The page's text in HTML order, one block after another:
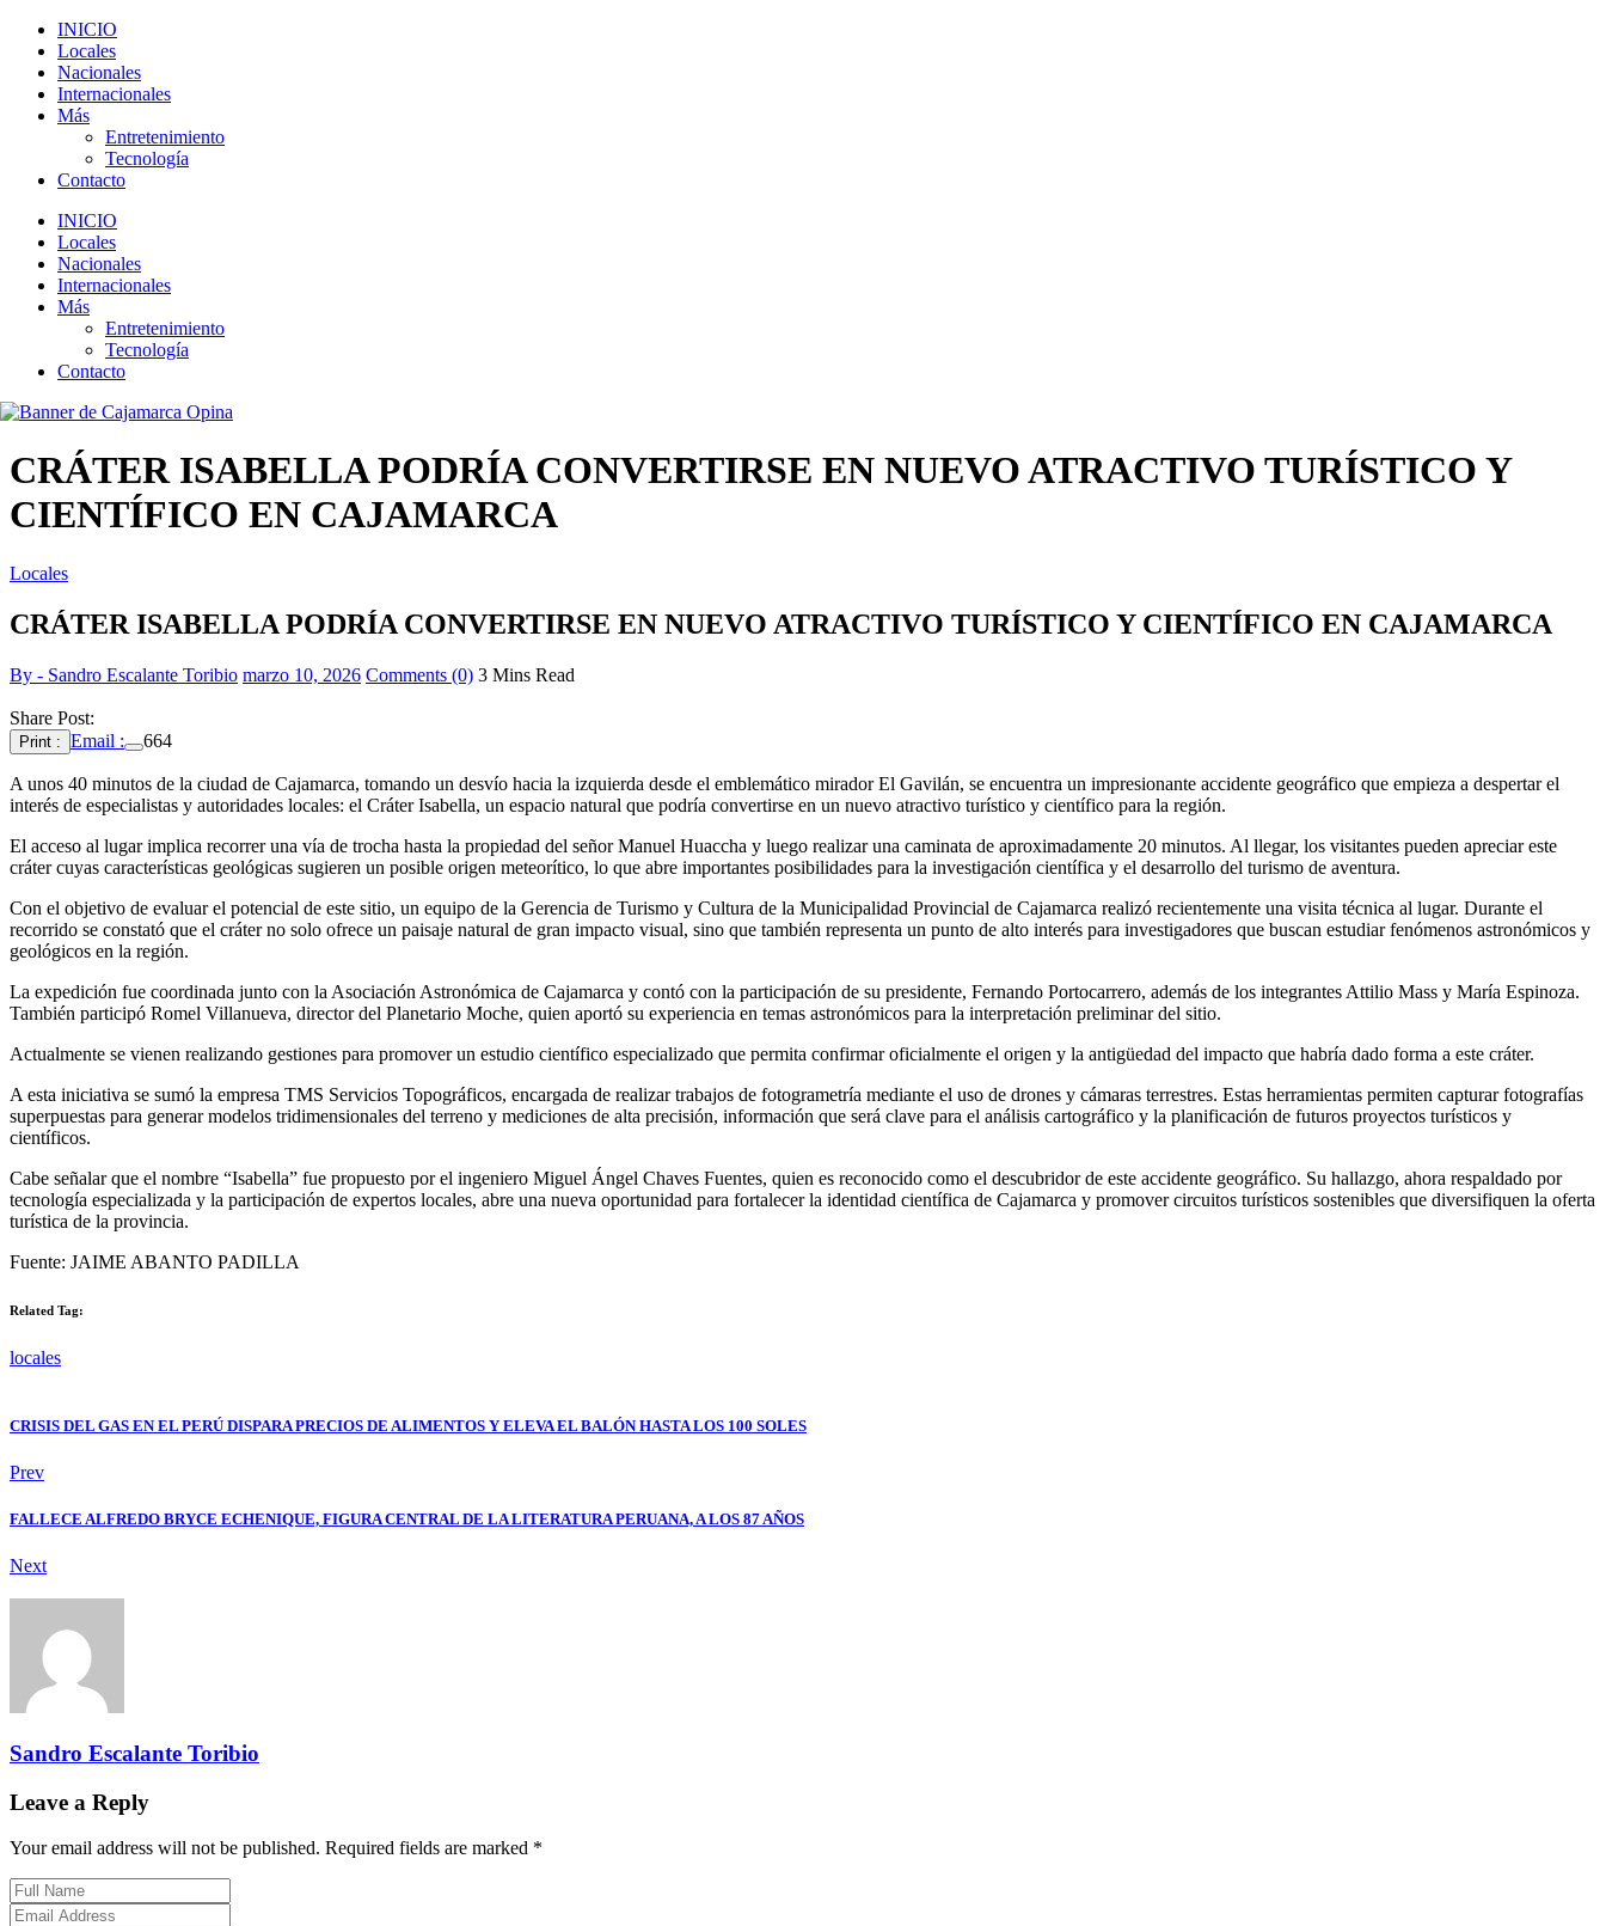
INICIO
Locales
Nacionales
Internacionales
Más
Entretenimiento
Tecnología
Contacto
INICIO
Locales
Nacionales
Internacionales
Más
Entretenimiento
Tecnología
Contacto
CRÁTER ISABELLA PODRÍA CONVERTIRSE EN NUEVO ATRACTIVO TURÍSTICO Y
CIENTÍFICO EN CAJAMARCA
Locales
CRÁTER ISABELLA PODRÍA CONVERTIRSE EN NUEVO ATRACTIVO TURÍSTICO Y CIENTÍFICO EN CAJAMARCA
By - Sandro Escalante Toribio marzo 10, 2026 Comments (0) 3 Mins Read
Share Post:
Print : Email : 664
A unos 40 minutos de la ciudad de Cajamarca, tomando un desvío hacia la izquierda desde el emblemático mirador El Gavilán, se encuentra un impresionante accidente geográfico que empieza a despertar el
interés de especialistas y autoridades locales: el Cráter Isabella, un espacio natural que podría convertirse en un nuevo atractivo turístico y científico para la región.
El acceso al lugar implica recorrer una vía de trocha hasta la propiedad del señor Manuel Huaccha y luego realizar una caminata de aproximadamente 20 minutos. Al llegar, los visitantes pueden apreciar este
cráter cuyas características geológicas sugieren un posible origen meteorítico, lo que abre importantes posibilidades para la investigación científica y el desarrollo del turismo de aventura.
Con el objetivo de evaluar el potencial de este sitio, un equipo de la Gerencia de Turismo y Cultura de la Municipalidad Provincial de Cajamarca realizó recientemente una visita técnica al lugar. Durante el
recorrido se constató que el cráter no solo ofrece un paisaje natural de gran impacto visual, sino que también representa un punto de alto interés para investigadores que buscan estudiar fenómenos astronómicos y
geológicos en la región.
La expedición fue coordinada junto con la Asociación Astronómica de Cajamarca y contó con la participación de su presidente, Fernando Portocarrero, además de los integrantes Attilio Mass y María Espinoza.
También participó Romel Villanueva, director del Planetario Moche, quien aportó su experiencia en temas astronómicos para la interpretación preliminar del sitio.
Actualmente se vienen realizando gestiones para promover un estudio científico especializado que permita confirmar oficialmente el origen y la antigüedad del impacto que habría dado forma a este cráter.
A esta iniciativa se sumó la empresa TMS Servicios Topográficos, encargada de realizar trabajos de fotogrametría mediante el uso de drones y cámaras terrestres. Estas herramientas permiten capturar fotografías
superpuestas para generar modelos tridimensionales del terreno y mediciones de alta precisión, información que será clave para el análisis cartográfico y la planificación de futuros proyectos turísticos y
científicos.
Cabe señalar que el nombre “Isabella” fue propuesto por el ingeniero Miguel Ángel Chaves Fuentes, quien es reconocido como el descubridor de este accidente geográfico. Su hallazgo, ahora respaldado por
tecnología especializada y la participación de expertos locales, abre una nueva oportunidad para fortalecer la identidad científica de Cajamarca y promover circuitos turísticos sostenibles que diversifiquen la oferta
turística de la provincia.
Fuente: JAIME ABANTO PADILLA
Related Tag:
locales
CRISIS DEL GAS EN EL PERÚ DISPARA PRECIOS DE ALIMENTOS Y ELEVA EL BALÓN HASTA LOS 100 SOLES
Prev
FALLECE ALFREDO BRYCE ECHENIQUE, FIGURA CENTRAL DE LA LITERATURA PERUANA, A LOS 87 AÑOS
Next
Sandro Escalante Toribio
Leave a Reply
Your email address will not be published. Required fields are marked *